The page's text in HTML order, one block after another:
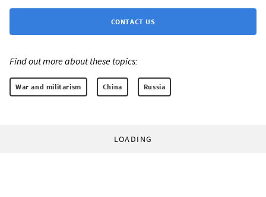
CONTACT US
Find out more about these topics:
War and militarism China Russia
LOADING